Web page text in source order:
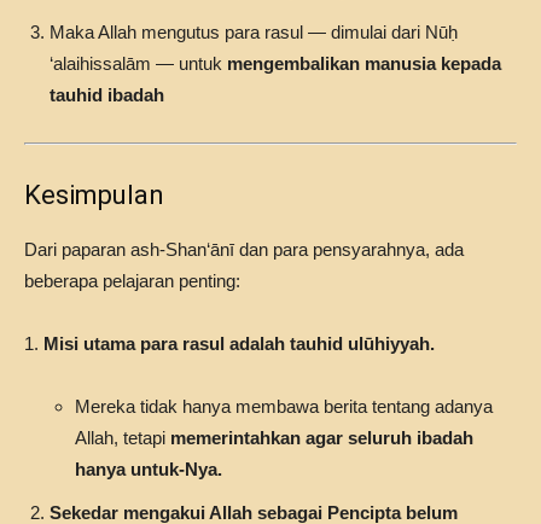
Maka Allah mengutus para rasul — dimulai dari Nūḥ
‘alaihissalām — untuk mengembalikan manusia kepada
tauhid ibadah
Kesimpulan
Dari paparan ash-Shan‘ānī dan para pensyarahnya, ada
beberapa pelajaran penting:
1. Misi utama para rasul adalah tauhid ulūhiyyah.
Mereka tidak hanya membawa berita tentang adanya
Allah, tetapi memerintahkan agar seluruh ibadah
hanya untuk-Nya.
Sekedar mengakui Allah sebagai Pencipta belum